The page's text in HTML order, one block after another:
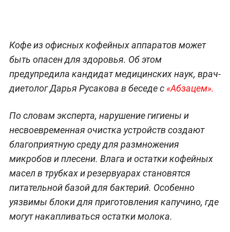
Кофе из офисных кофейных аппаратов может
быть опасен для здоровья. Об этом
предупредила кандидат медицинских наук, врач-
диетолог Дарья Русакова в беседе с«Абзацем».
По словам эксперта, нарушение гигиены и
несвоевременная очистка устройств создают
благоприятную среду для размножения
микробов и плесени. Влага и остатки кофейных
масел в трубках и резервуарах становятся
питательной базой для бактерий. Особенно
уязвимы блоки для приготовления капучино, где
могут накапливаться остатки молока.